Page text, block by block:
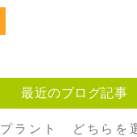
最近のブログ記事
プラント どちらを